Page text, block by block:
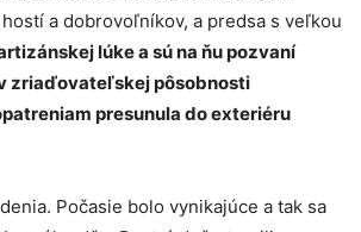
a dobrovoľníkov, a predsa s veľkou
lúke a sú na ňu pozvaní
zriaďovateľskej pôsobnosti
presunula do exteriéru
Počasie bolo vynikajúce a tak sa